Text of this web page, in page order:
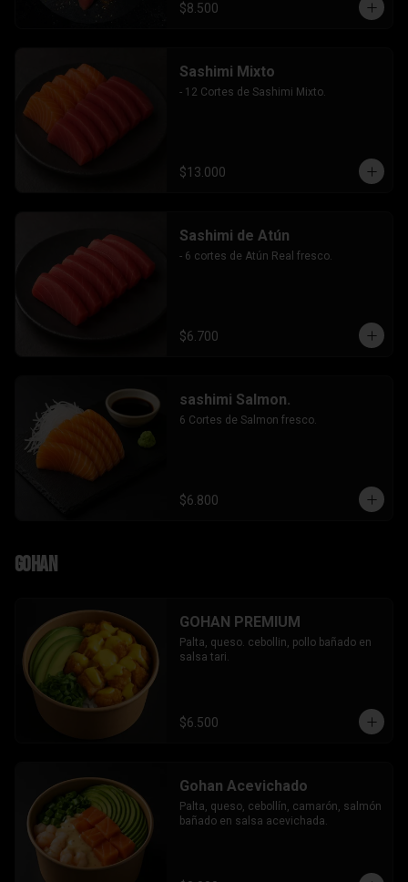
$8.500
Sashimi Mixto
- 12 Cortes de Sashimi Mixto.
$13.000
Sashimi de Atún
- 6 cortes de Atún Real fresco.
$6.700
sashimi Salmon.
6 Cortes de Salmon fresco.
$6.800
Gohan
GOHAN PREMIUM
Palta, queso. cebollin, pollo bañado en
salsa tari.
$6.500
Gohan Acevichado
Palta, queso, cebollín, camarón, salmón
bañado en salsa acevichada.